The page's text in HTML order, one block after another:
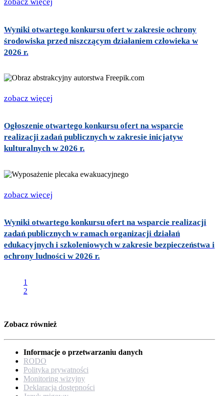
Wyniki otwartego konkursu ofert w zakresie ochrony
środowiska przed niszczącym działaniem człowieka w
2026 r.
zobacz więcej
Ogłoszenie otwartego konkursu ofert na wsparcie
realizacji zadań publicznych w zakresie inicjatyw
kulturalnych w 2026 r.
zobacz więcej
Wyniki otwartego konkursu ofert na wsparcie realizacji
zadań publicznych w ramach organizacji działań
edukacyjnych i szkoleniowych w zakresie bezpieczeństwa i
ochrony ludności w 2026 r.
1
2
Zobacz również
Informacje o przetwarzaniu danych
RODO
Polityka prywatności
Monitoring wizyjny
Deklaracja dostępności